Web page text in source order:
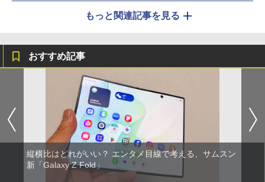
もっと関連記事を見る
おすすめ記事
縦横比はどれがいい？ エンタメ目線で考える、サムスン
新「Galaxy Z Fold」